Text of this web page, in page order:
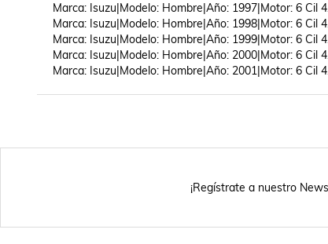
Marca: Isuzu|Modelo: Hombre|Año: 1997|Motor: 6 Cil
Marca: Isuzu|Modelo: Hombre|Año: 1998|Motor: 6 Cil
Marca: Isuzu|Modelo: Hombre|Año: 1999|Motor: 6 Cil
Marca: Isuzu|Modelo: Hombre|Año: 2000|Motor: 6 Cil
Marca: Isuzu|Modelo: Hombre|Año: 2001|Motor: 6 Cil
¡Regístrate a nuestro